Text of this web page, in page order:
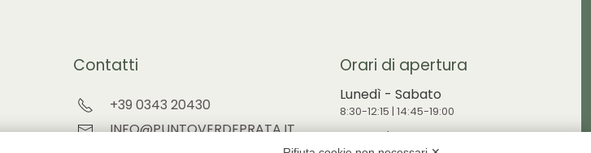
Contatti
+39 0343 20430
INFO@PUNTOVERDEPRATA.IT
Orari di apertura
Lunedì - Sabato
8:30-12:15 | 14:45-19:00
Domenica